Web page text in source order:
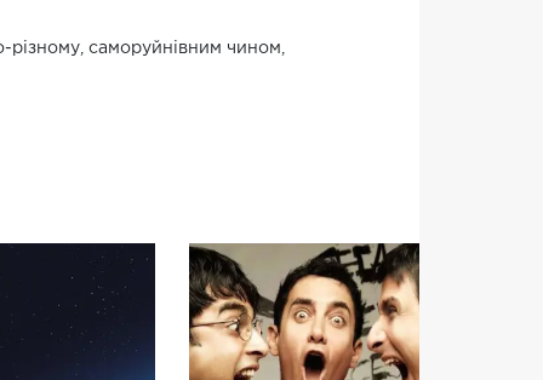
різному, саморуйнівним чином,